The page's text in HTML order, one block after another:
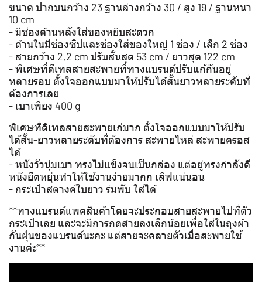
ขนาด ปากบนกว้าง 23 ฐานล่างกว้าง 30 / สูง 19 / ฐานหนา
10 cm
- มีช่องด้านหลังใส่ของหยิบสะดวก
- ด้านในมีช่องซิปและช่องใส่ของใหญ่ 1 ช่อง / เล็ก 2 ช่อง
- สายกว้าง 2.2 cm ปรับสั้นสุด 53 cm / ยาวสุด 122 cm
- พิเศษที่ดีเทลสายสะพายที่ทางแบรนด์ปรับแก้กันอยู่
หลายรอบ ตั้งใจออกแบบมาให้ปรับได้สั้นยาวหลายระดับที่
ต้องการเลย
- เบาเพียง 400 g
พิเศษที่ดีเทลสายสะพายเก๋มาก ตั้งใจออกแบบมาให้ปรับ
ได้สั้น-ยาวหลายระดับที่ต้องการ สะพายไหล่ สะพายครอส
ได้
- หนังวัวนุ่มเบา ทรงไม่แข็งจนเป็นกล่อง แต่อยู่ทรงกำลังดี
หนังยืดหยุ่นทำให้ใช้งานง่ายมากก เลิฟแน่นอน
- กระเป๋าสตางค์ใบยาว ร่มพับ ใส่ได้
**ทางแบรนด์แพคสินค้าโดยจะประกอบสายสะพายไปที่ตัว
กระเป๋าเลย และจะมีการกดสายลงเล็กน้อยเพื่อใส่ในถุงผ้า
กันฝุ่นของแบรนด์นะคะ แต่สายจะคลายตัวเมื่อสะพายใช้
งานค่ะ**